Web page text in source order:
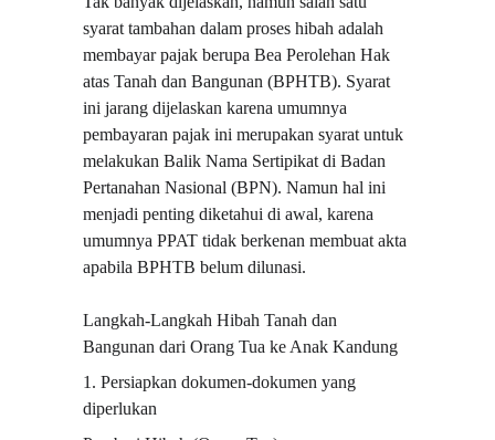
syarat tambahan dalam proses hibah adalah
membayar pajak berupa Bea Perolehan Hak
atas Tanah dan Bangunan (BPHTB). Syarat
ini jarang dijelaskan karena umumnya
pembayaran pajak ini merupakan syarat untuk
melakukan Balik Nama Sertipikat di Badan
Pertanahan Nasional (BPN). Namun hal ini
menjadi penting diketahui di awal, karena
umumnya PPAT tidak berkenan membuat akta
apabila BPHTB belum dilunasi.
Langkah-Langkah Hibah Tanah dan
Bangunan dari Orang Tua ke Anak Kandung
1. Persiapkan dokumen-dokumen yang
diperlukan